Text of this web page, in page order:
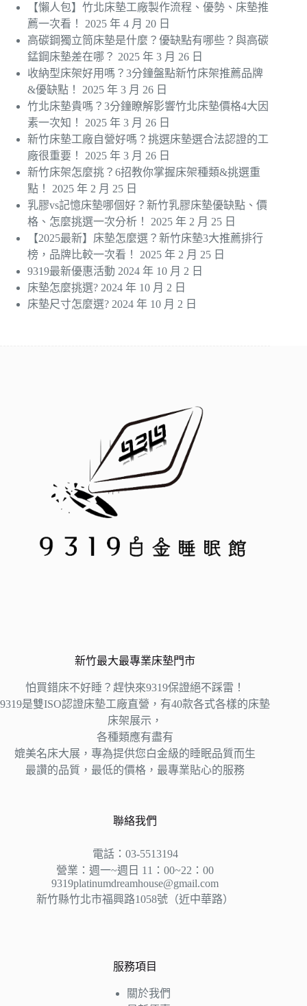
【懶人包】竹北床墊工廠製作流程、優勢、床墊推
薦一次看！
2025 年 4 月 20 日
高碳鋼獨立筒床墊是什麼？優缺點有哪些？與高碳
錳鋼床墊差在哪？ 2025 年 3 月 26 日
收納型床架好用嗎？3分鐘盤點新竹床架推薦品牌
&優缺點！
2025 年 3 月 26 日
竹北床墊貴嗎？3分鐘瞭解影響竹北床墊價格4大因
素一次知！
2025 年 3 月 26 日
新竹床墊工廠自營好嗎？挑選床墊選合法認證的工
廠很重要！
2025 年 3 月 26 日
新竹床架怎麼挑？6招教你掌握床架種類&挑選重
點！
2025 年 2 月 25 日
乳膠vs記憶床墊哪個好？新竹乳膠床墊優缺點、價
格、怎麼挑選一次分析！
2025 年 2 月 25 日
【2025最新】床墊怎麼選？新竹床墊3大推薦排行
榜，品牌比較一次看！
2025 年 2 月 25 日
9319最新優惠活動 2024 年 10 月 2 日
床墊怎麼挑選? 2024 年 10 月 2 日
床墊尺寸怎麼選? 2024 年 10 月 2 日
新竹最大最專業床墊門市
怕買錯床不好睡？趕快來9319保證絕不踩雷！
9319是雙ISO認證床墊工廠直營，有40款各式各樣的床墊
床架展示，
各種類應有盡有
媲美名床大展，專為提供您白金級的睡眠品質而生
最讚的品質，最低的價格，最專業貼心的服務
聯絡我們
電話：03-5513194
營業：週一~週日 11：00~22：00
9319platinumdreamhouse@gmail.com
新竹縣竹北市福興路1058號（近中華路）
服務項目
關於我們